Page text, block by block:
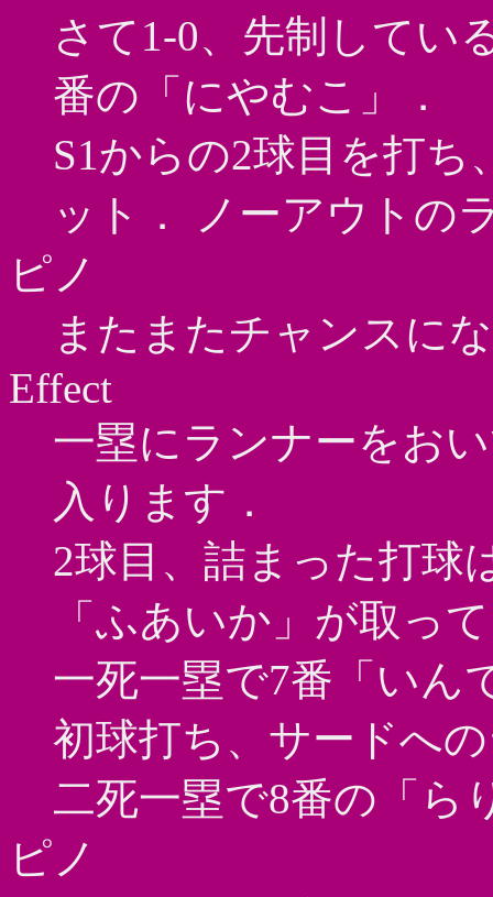
さて1-0、先制してい
番の「にやむこ」．
S1からの2球目を打
ット． ノーアウトの
ピノ
またまたチャンスに
Effect
一塁にランナーをお
入ります．
2球目、詰まった打球
「ふあいか」が取っ
一死一塁で7番「いん
初球打ち、サードへ
二死一塁で8番の「ら
ピノ